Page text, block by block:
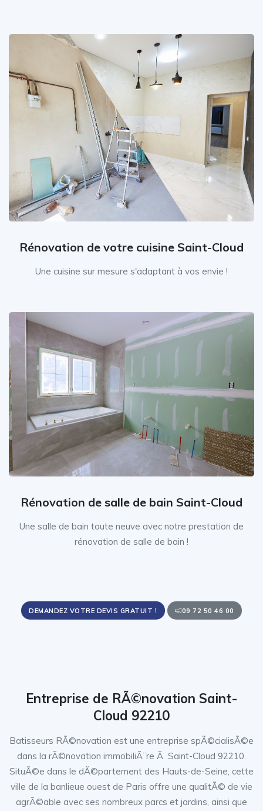
Rénovation de votre cuisine Saint-Cloud
Une cuisine sur mesure s'adaptant à vos envie !
Rénovation de salle de bain Saint-Cloud
Une salle de bain toute neuve avec notre prestation de
rénovation de salle de bain !
DEMANDEZ VOTRE DEVIS GRATUIT ! 09 72 50 46 00
Entreprise de RÃ©novation Saint-
Cloud 92210
Batisseurs RÃ©novation est une entreprise spÃ©cialisÃ©e
dans la rÃ©novation immobiliÃ¨re Ã Saint-Cloud 92210.
SituÃ©e dans le dÃ©partement des Hauts-de-Seine, cette
ville de la banlieue ouest de Paris offre une qualitÃ© de vie
agrÃ©able avec ses nombreux parcs et jardins, ainsi que